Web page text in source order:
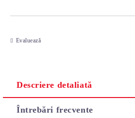
Evaluează
Descriere detaliată
Întrebări frecvente